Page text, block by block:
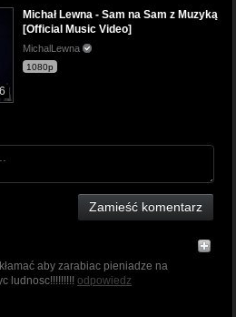
Michał Lewna - Sam na Sam z Muzyką
[Official Music Video]
MichalLewna
1080p
Zamieść komentarz
aby zarabiac pieniadze na
ludnosc!!!!!!!!! odpowiedz